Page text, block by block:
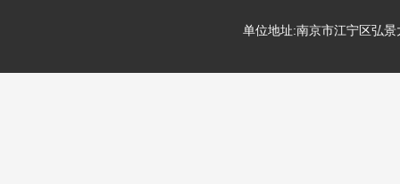
单位地址:南京市江宁区弘